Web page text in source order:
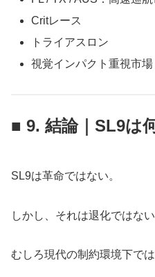
Critレース
トライアスロン
視覚インパクト重視市場
■ 9. 結論｜SL9は
SL9は革命ではない。
しかし、それは退化ではない
むしろ現代の制約環境下では